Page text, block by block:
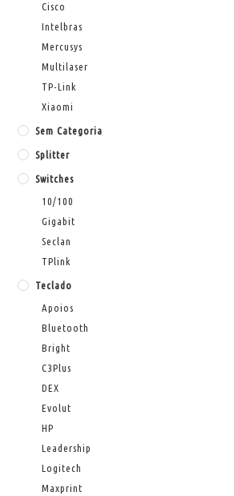
Cisco
Intelbras
Mercusys
Multilaser
TP-Link
Xiaomi
Sem Categoria
Splitter
Switches
10/100
Gigabit
Seclan
TPlink
Teclado
Apoios
Bluetooth
Bright
C3Plus
DEX
Evolut
HP
Leadership
Logitech
Maxprint